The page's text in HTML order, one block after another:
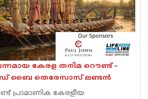
കേരള തനിമ റൌണ്ട് –
ബൈ തെരേസാസ് ലണ്ടൻ
പ്രാമാണിക കേരളീയ